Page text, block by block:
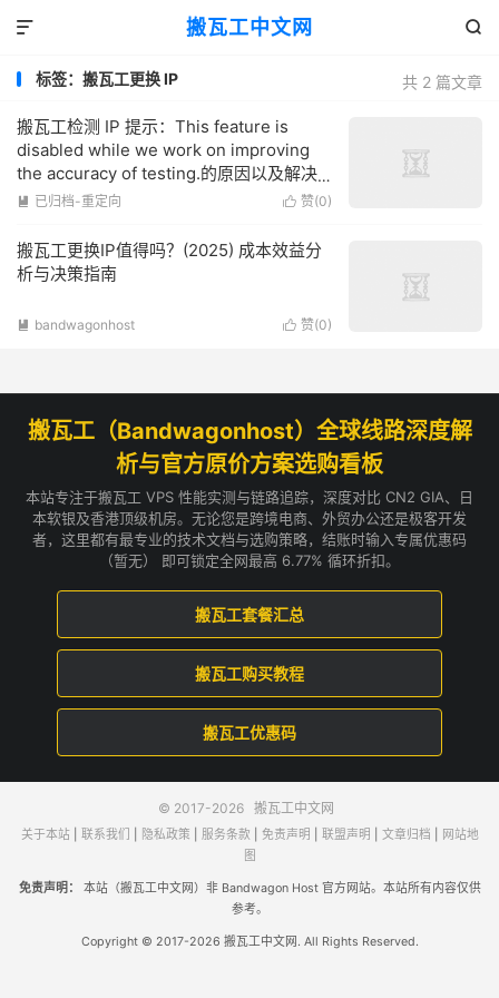
搬瓦工中文网 

共 2 篇文章
标签：搬瓦工更换 IP
搬瓦工检测 IP 提示：This feature is
disabled while we work on improving
the accuracy of testing.的原因以及解决
办法
 赞(0)
 已归档-重定向
搬瓦工更换IP值得吗？(2025) 成本效益分
析与决策指南
 赞(0)
 bandwagonhost
搬瓦工（Bandwagonhost）全球线路深度解
析与官方原价方案选购看板
本站专注于搬瓦工 VPS 性能实测与链路追踪，深度对比 CN2 GIA、日
本软银及香港顶级机房。无论您是跨境电商、外贸办公还是极客开发
者，这里都有最专业的技术文档与选购策略，结账时输入专属优惠码
（暂无） 即可锁定全网最高 6.77% 循环折扣。
搬瓦工套餐汇总
搬瓦工购买教程
搬瓦工优惠码
© 2017-2026 搬瓦工中文网
关于本站| 联系我们 隐私政策 服务条款 免责声明 联盟声明 文章归档
网站地
图
免责声明：
本站（搬瓦工中文网）非 Bandwagon Host 官方网站。本站所有内容仅供
参考。
Copyright © 2017-2026 搬瓦工中文网. All Rights Reserved.